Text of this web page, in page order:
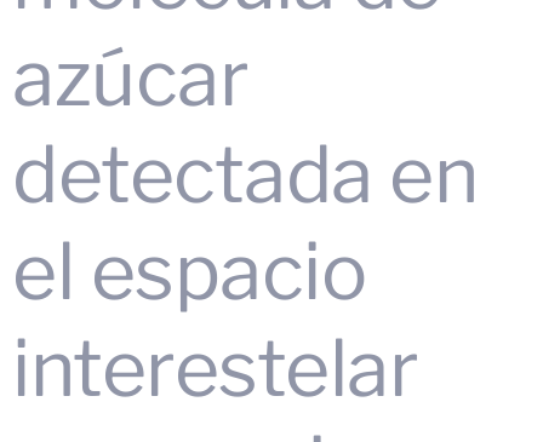
azúcar
detectada en
el espacio
interestelar